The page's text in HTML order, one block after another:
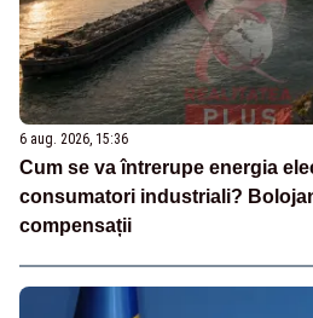
6 aug. 2026, 15:36
Cum se va întrerupe energia
consumatori industriali?
compensații